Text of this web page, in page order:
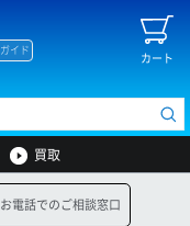
カート
イド
買取
お電話でのご相談窓口